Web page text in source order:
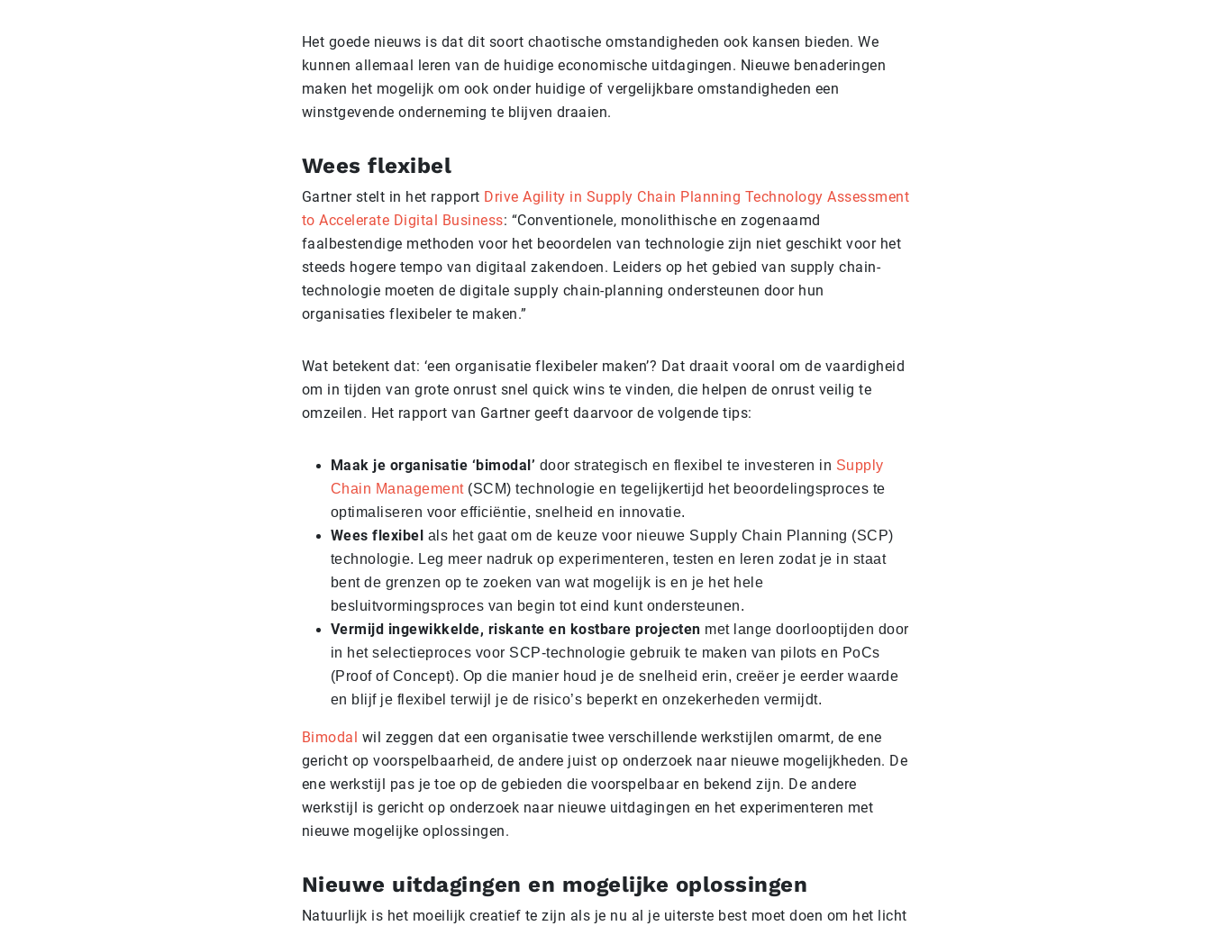
Het goede nieuws is dat dit soort chaotische omstandigheden ook kansen bieden. We
kunnen allemaal leren van de huidige economische uitdagingen. Nieuwe benaderingen
maken het mogelijk om ook onder huidige of vergelijkbare omstandigheden een
winstgevende onderneming te blijven draaien.
Wees flexibel
Gartner stelt in het rapport Drive Agility in Supply Chain Planning Technology Assessment
to Accelerate Digital Business: “Conventionele, monolithische en zogenaamd
faalbestendige methoden voor het beoordelen van technologie zijn niet geschikt voor het
steeds hogere tempo van digitaal zakendoen. Leiders op het gebied van supply chain-
technologie moeten de digitale supply chain-planning ondersteunen door hun
organisaties flexibeler te maken.”
Wat betekent dat: ‘een organisatie flexibeler maken’? Dat draait vooral om de vaardigheid
om in tijden van grote onrust snel quick wins te vinden, die helpen de onrust veilig te
omzeilen. Het rapport van Gartner geeft daarvoor de volgende tips:
Maak je organisatie ‘bimodal’ door strategisch en flexibel te investeren in Supply
Chain Management(SCM) technologie en tegelijkertijd het beoordelingsproces te
optimaliseren voor efficiëntie, snelheid en innovatie.
Wees flexibel als het gaat om de keuze voor nieuwe Supply Chain Planning (SCP)
technologie. Leg meer nadruk op experimenteren, testen en leren zodat je in staat
bent de grenzen op te zoeken van wat mogelijk is en je het hele
besluitvormingsproces van begin tot eind kunt ondersteunen.
Vermijd ingewikkelde, riskante en kostbare projecten met lange doorlooptijden door
in het selectieproces voor SCP-technologie gebruik te maken van pilots en PoCs
(Proof of Concept). Op die manier houd je de snelheid erin, creëer je eerder waarde
en blijf je flexibel terwijl je de risico’s beperkt en onzekerheden vermijdt.
Bimodal wil zeggen dat een organisatie twee verschillende werkstijlen omarmt, de ene
gericht op voorspelbaarheid, de andere juist op onderzoek naar nieuwe mogelijkheden. De
ene werkstijl pas je toe op de gebieden die voorspelbaar en bekend zijn. De andere
werkstijl is gericht op onderzoek naar nieuwe uitdagingen en het experimenteren met
nieuwe mogelijke oplossingen.
Nieuwe uitdagingen en mogelijke oplossingen
Natuurlijk is het moeilijk creatief te zijn als je nu al je uiterste best moet doen om het licht